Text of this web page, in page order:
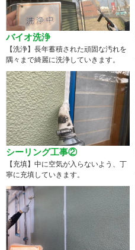
バイオ洗浄
【洗浄】長年蓄積された頑固な汚れを
隅々まで綺麗に洗浄していきます。
シーリング工事②
【充填】中に空気が入らないよう、丁
寧に充填していきます。